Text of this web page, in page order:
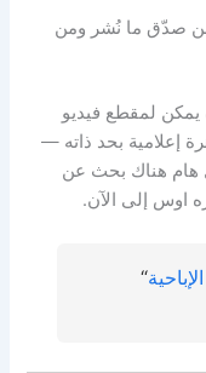
من صدّق ما نُشر ومن
يمكن لمقطع فيديو
إعلامية بحد ذاته —
هام هناك بحث عن
إلى الآن.
“